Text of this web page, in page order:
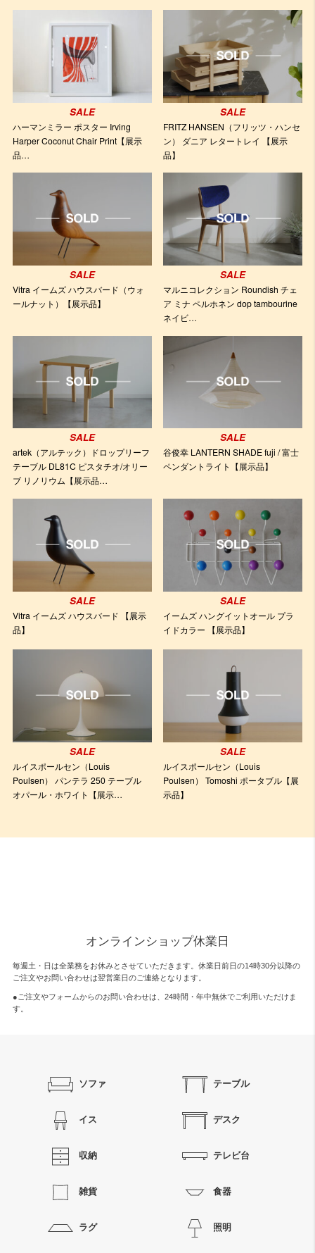
オンラインショップ休業日
毎週土・日は全業務をお休みとさせていただきます。休業日前日の14時30分以降の
ご注文やお問い合わせは翌営業日のご連絡となります。
●ご注文やフォームからのお問い合わせは、 24時間・年中無休でご利用いただけま
す。
ソファ テーブル
イス デスク
収納 テレビ台
雑貨 食器
ラグ 照明